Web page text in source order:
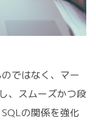
ではなく、マー
、スムーズかつ段
の関係を強化